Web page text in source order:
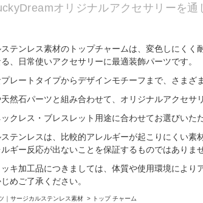
オリジナルアクセサリーを通
テンレス素材のトップチャームは、変色しにくく
、日常使いアクセサリーに最適装飾パーツです。
レートタイプからデザインモチーフまで、さまざ
然石パーツと組み合わせて、オリジナルアクセサ
クレス・ブレスレット用途に合わせてお選びいた
テンレスは、比較的アレルギーが起こりにくい素
ギー反応が出ないことを保証するものではありませ
キ加工品につきましては、体質や使用環境により
めご了承ください。
｜サージカルステンレス素材 > トップ チャーム